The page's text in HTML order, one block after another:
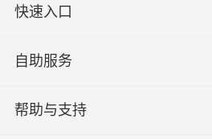
快速入口
自助服务
帮助与支持